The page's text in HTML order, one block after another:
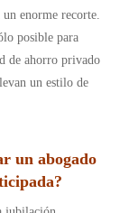
enorme recorte.
posible para
de ahorro privado
un estilo de
un abogado
?